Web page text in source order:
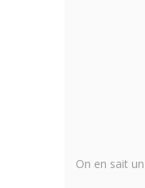
On en sait